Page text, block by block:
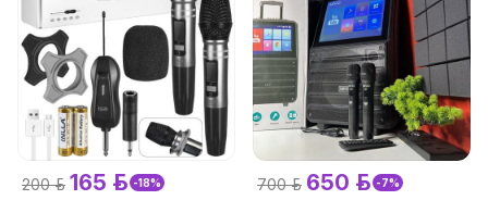
200 р. 165 р. -18% 700 р. 650 р. -7%